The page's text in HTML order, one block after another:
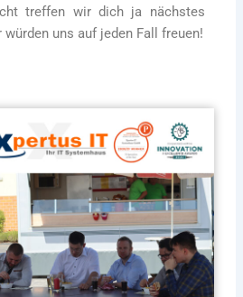
treffen wir dich ja nächstes
uns auf jeden Fall freuen!